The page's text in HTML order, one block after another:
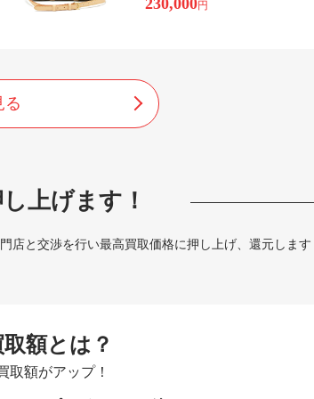
円
る
上げます！
店と交渉を行い最高買取価格に押し上げ、還元します
額とは？
取額がアップ！